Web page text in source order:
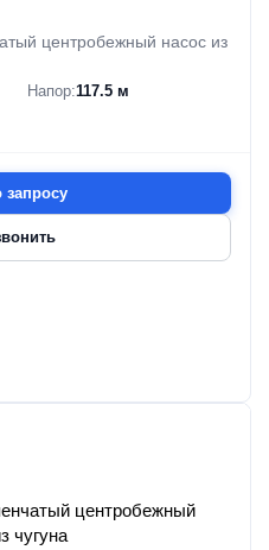
центробежный насос из
Напор:117.5 м
запросу